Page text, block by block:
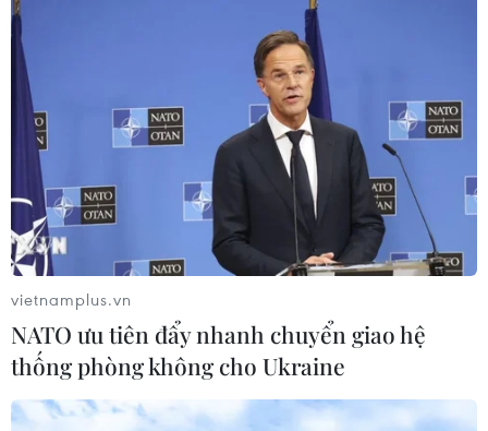
vietnamplus.vn
NATO ưu tiên đẩy nhanh chuyển giao hệ
thống phòng không cho Ukraine